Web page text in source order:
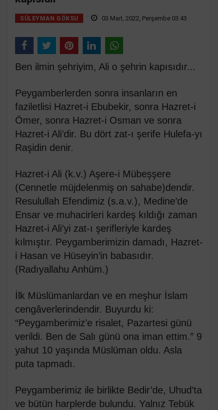
SÜLEYMAN GÖKSU 03 Mart, 2022, Perşembe 03:43
Ben ilmin şehriyim, Ali o şehrin kapısıdır...
Peygamberlerden sonra insanların en
faziletlisi Hazret-i Ebubekir, sonra Hazret-i
Ömer, sonra Hazret-i Osman ve sonra
Hazret-i Ali’dir. Bu dört zat-ı şerife Hulefa-yı
Raşidin denir.
Hazret-i Ali (k.v.) Aşere-i Mübeşşere
(Cennetle müjdelenmiş on sahabe)dendir.
Resulullah Efendimiz (s.a.v.), Medine’de
Ensar ve muhacirleri kardeş kıldığı zaman
Hazret-i Ali’yi zat-ı şerifleriyle kardeş
kılmıştır. Peygamberimizin damadı, Hazret-
i Hasan ve Hüseyin’in babasıdır.
(Radıyallahu Anhüm.)
İlk Müslümanlardan ve en meşhur İslam
cengâverlerindendir. Buyurdu ki:
“Peygamberimiz’e risalet, Pazartesi günü
verildi. Ben de Salı günü ona iman ettim.” 9
yahut 10 yaşında Müslüman oldu. Asla
puta tapmadı.
Peygamberimiz ile birlikte Bedir’de, Uhud’ta
ve bütün harplerde bulundu. Yalnız Tebük